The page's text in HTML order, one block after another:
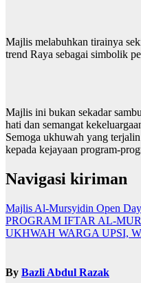
Majlis melabuhkan tirainya
trend Raya sebagai simbolik
Majlis ini bukan sekadar
hati dan semangat
Semoga ukhuwah yang
kepada kejayaan program-
Navigasi kiriman
Majlis Al-Mursyidin Open
PROGRAM IFTAR AL-
UKHWAH WARGA UPSI,
By Bazli Abdul Razak